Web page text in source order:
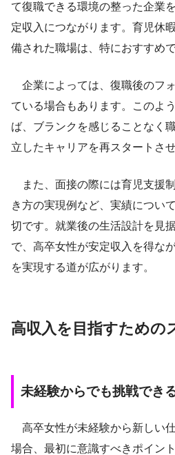
て復職できる環境の整った企業
定収入につながります。育児休
備された職場は、特におすすめで
企業によっては、復職後のフ
ている場合もあります。このよ
ば、ブランクを感じることなく
立したキャリアを再スタートさ
また、面接の際には育児支援
き方の実現例など、実績につい
切です。就業後の生活設計を見
で、高卒女性が安定収入を得な
を実現する道が広がります。
高収入を目指すための
未経験からでも挑戦でき
高卒女性が未経験から新しい
場合、最初に意識すべきポイン